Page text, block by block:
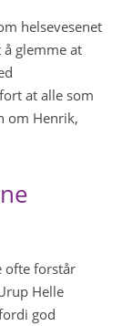
helsevesenet
glemme at
at alle som
om Henrik,
ofte forstår
Helle
god